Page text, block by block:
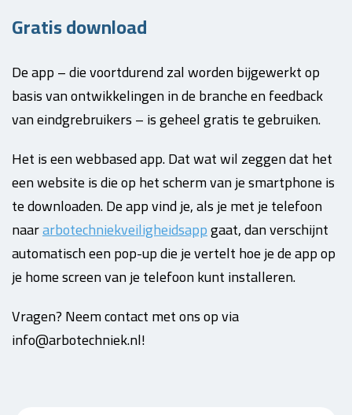
Gratis download
De app – die voortdurend zal worden bijgewerkt op
basis van ontwikkelingen in de branche en feedback
van eindgrebruikers – is geheel gratis te gebruiken.
Het is een webbased app. Dat wat wil zeggen dat het
een website is die op het scherm van je smartphone is
te downloaden. De app vind je, als je met je telefoon
naararbotechniekveiligheidsappgaat, dan verschijnt
automatisch een pop-up die je vertelt hoe je de app op
je home screen van je telefoon kunt installeren.
Vragen? Neem contact met ons op via
info@arbotechniek.nl!